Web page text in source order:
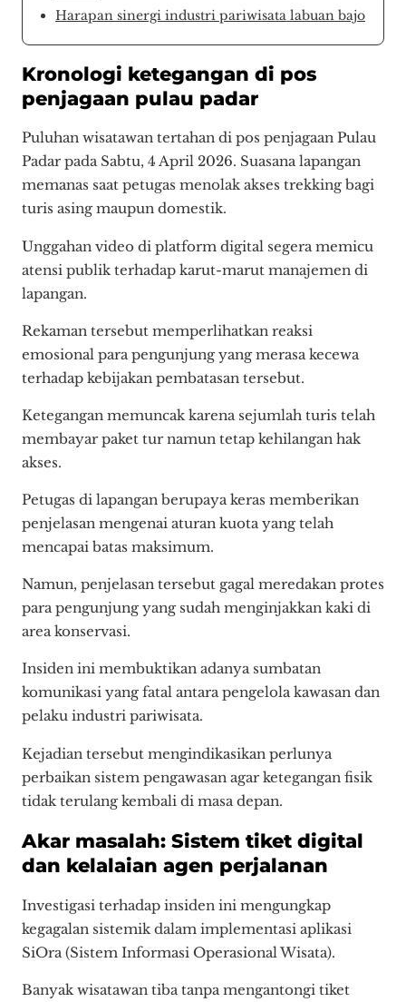
Harapan sinergi industri pariwisata labuan bajo
Kronologi ketegangan di pos
penjagaan pulau padar
Puluhan wisatawan tertahan di pos penjagaan Pulau
Padar pada Sabtu, 4 April 2026. Suasana lapangan
memanas saat petugas menolak akses trekking bagi
turis asing maupun domestik.
Unggahan video di platform digital segera memicu
atensi publik terhadap karut-marut manajemen di
lapangan.
Rekaman tersebut memperlihatkan reaksi
emosional para pengunjung yang merasa kecewa
terhadap kebijakan pembatasan tersebut.
Ketegangan memuncak karena sejumlah turis telah
membayar paket tur namun tetap kehilangan hak
akses.
Petugas di lapangan berupaya keras memberikan
penjelasan mengenai aturan kuota yang telah
mencapai batas maksimum.
Namun, penjelasan tersebut gagal meredakan protes
para pengunjung yang sudah menginjakkan kaki di
area konservasi.
Insiden ini membuktikan adanya sumbatan
komunikasi yang fatal antara pengelola kawasan dan
pelaku industri pariwisata.
Kejadian tersebut mengindikasikan perlunya
perbaikan sistem pengawasan agar ketegangan fisik
tidak terulang kembali di masa depan.
Akar masalah: Sistem tiket digital
dan kelalaian agen perjalanan
Investigasi terhadap insiden ini mengungkap
kegagalan sistemik dalam implementasi aplikasi
SiOra (Sistem Informasi Operasional Wisata).
Banyak wisatawan tiba tanpa mengantongi tiket